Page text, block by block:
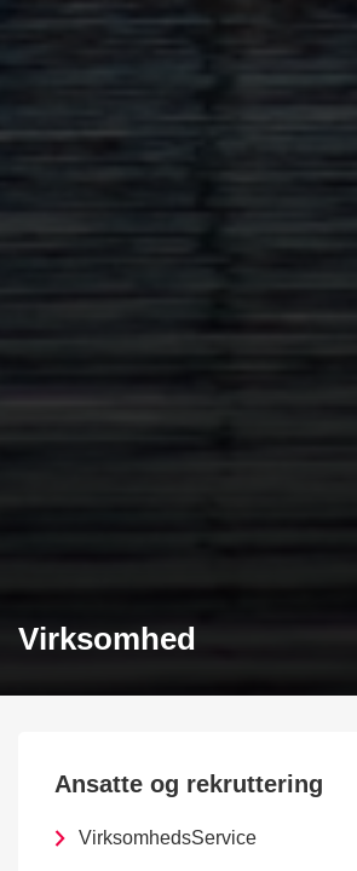
Virksomhed
Ansatte og rekruttering
VirksomhedsService